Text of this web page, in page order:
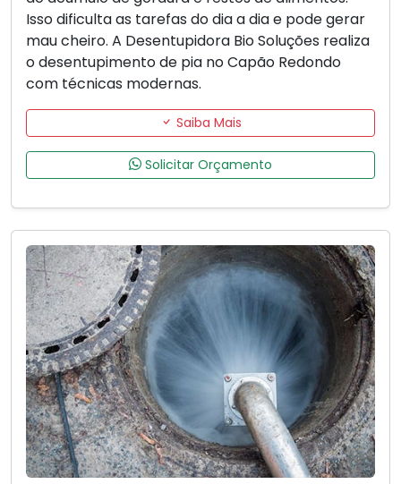
Isso dificulta as tarefas do dia a dia e pode gerar
mau cheiro. A Desentupidora Bio Soluções realiza
o desentupimento de pia no Capão Redondo
com técnicas modernas.
Saiba Mais
Solicitar Orçamento